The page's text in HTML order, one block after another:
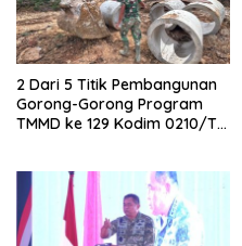
2 Dari 5 Titik Pembangunan
Gorong-Gorong Program
TMMD ke 129 Kodim 0210/TU